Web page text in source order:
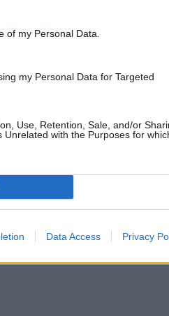
of my Personal Data.
my Personal Data for Targeted
Use, Retention, Sale, and/or
Unrelated with the Purposes for
Data Access Privacy